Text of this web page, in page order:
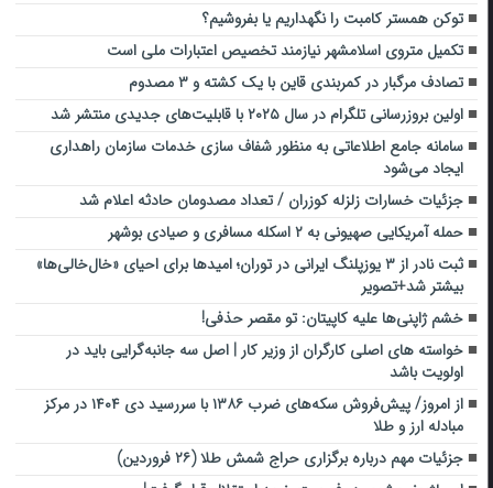
توکن همستر کامبت را نگهداریم یا بفروشیم؟
تکمیل متروی اسلامشهر نیازمند تخصیص اعتبارات ملی است
تصادف مرگبار در کمربندی قاین با یک کشته و ۳ مصدوم‌
اولین بروزرسانی تلگرام در سال ۲۰۲۵ با قابلیت‌های جدیدی منتشر شد
سامانه جامع اطلاعاتی به منظور شفاف سازی خدمات سازمان راهداری
ایجاد می‌شود
جزئیات خسارات زلزله کوزران / تعداد مصدومان حادثه اعلام شد
حمله آمریکایی صهیونی به ۲ اسکله مسافری و صیادی بوشهر
ثبت نادر از ۳ یوزپلنگ ایرانی در توران؛ امیدها برای احیای «خال‌خالی‌ها»
بیشتر شد+تصویر
خشم ژاپنی‌ها علیه کاپیتان: تو مقصر حذفی!
خواسته های اصلی کارگران از وزیر کار | اصل سه جانبه‌گرایی باید در
اولویت باشد
از امروز/ پیش‌فروش سکه‌های ضرب ۱۳۸۶ با سررسید دی ۱۴۰۴ در مرکز
مبادله ارز و طلا
جزئیات مهم درباره برگزاری حراج شمش طلا (۲۶ فروردین)